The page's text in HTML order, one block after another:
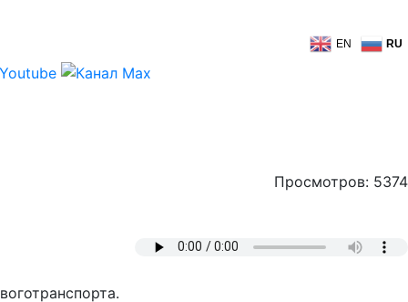
EN RU
Просмотров: 5374